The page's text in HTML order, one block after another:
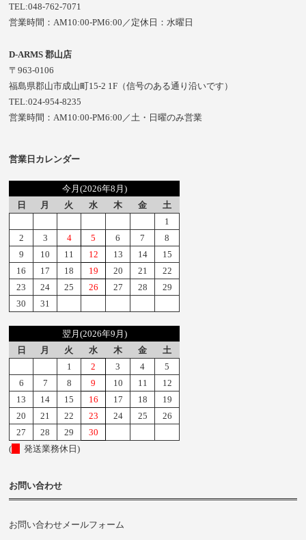
TEL:048-762-7071
営業時間：AM10:00-PM6:00／定休日：水曜日
D-ARMS 郡山店
〒963-0106
福島県郡山市成山町15-2 1F（信号のある通り沿いです）
TEL:024-954-8235
営業時間：AM10:00-PM6:00／土・日曜のみ営業
営業日カレンダー
今月(2026年8月)
日
月 火 水 木 金
土
1
2
3 4 5 6 7
8
9
10 11 12 13 14
15
16
17 18 19 20 21
22
23
24 25 26 27 28
29
30
31
翌月(2026年9月)
日
月 火 水 木 金
土
1
2 3 4
5
6
7 8 9 10 11
12
13
14 15 16 17 18
19
20
21 22 23 24 25
26
27
28 29
30
(
発送業務休日)
お問い合わせ
お問い合わせメールフォーム